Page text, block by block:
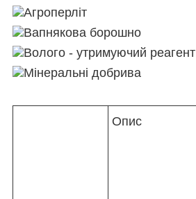
Агроперліт
Вапнякова борошно
Волого - утримуючий реагент
Мінеральні добрива
Опис